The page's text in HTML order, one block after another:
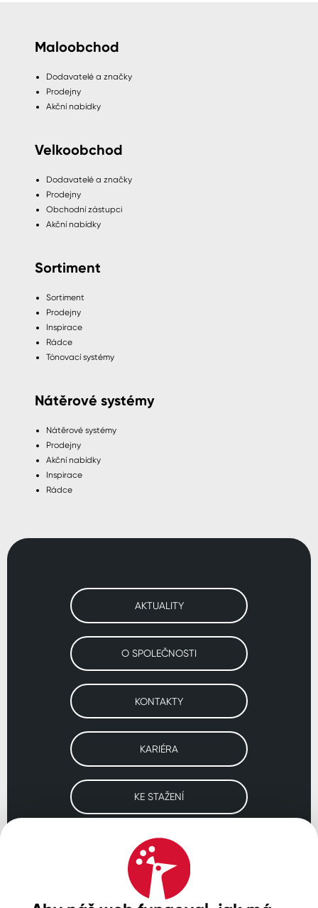
Maloobchod
Dodavatelé a značky
Prodejny
Akční nabídky
Velkoobchod
Dodavatelé a značky
Prodejny
Obchodní zástupci
Akční nabídky
Sortiment
Sortiment
Prodejny
Inspirace
Rádce
Tónovací systémy
Nátěrové systémy
Nátěrové systémy
Prodejny
Akční nabídky
Inspirace
Rádce
AKTUALITY
O SPOLEČNOSTI
KONTAKTY
KARIÉRA
KE STAŽENÍ
Navštivte naše pobočky
SLOVENSKO POLSKO